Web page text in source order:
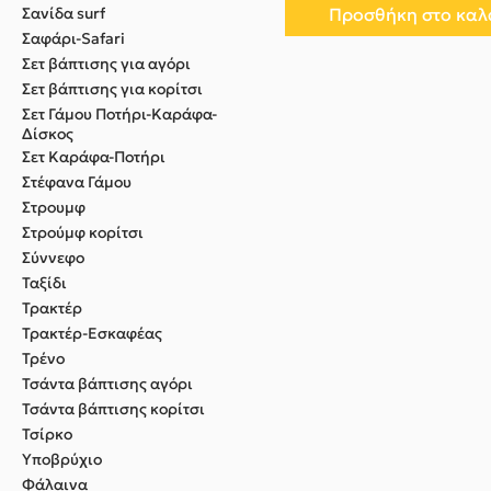
Σανίδα surf
Σαφάρι-Safari
Σετ βάπτισης για αγόρι
Σετ βάπτισης για κορίτσι
Σετ Γάμου Ποτήρι-Καράφα-
Δίσκος
Σετ Καράφα-Ποτήρι
Στέφανα Γάμου
Στρουμφ
Στρούμφ κορίτσι
Σύννεφο
Ταξίδι
Τρακτέρ
Τρακτέρ-Εσκαφέας
Τρένο
Τσάντα βάπτισης αγόρι
Τσάντα βάπτισης κορίτσι
Τσίρκο
Υποβρύχιο
Φάλαινα
Προσθήκη στο